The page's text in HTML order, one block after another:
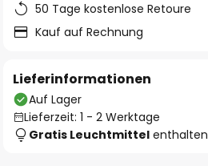
50 Tage kostenlose Retoure
Kauf auf Rechnung
Lieferinformationen
Auf Lager
Lieferzeit: 1 - 2 Werktage
Gratis Leuchtmittel enthalten